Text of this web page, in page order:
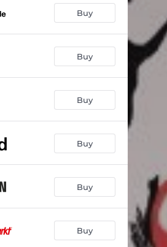
Buy
Buy
Buy
Buy
Buy
Buy